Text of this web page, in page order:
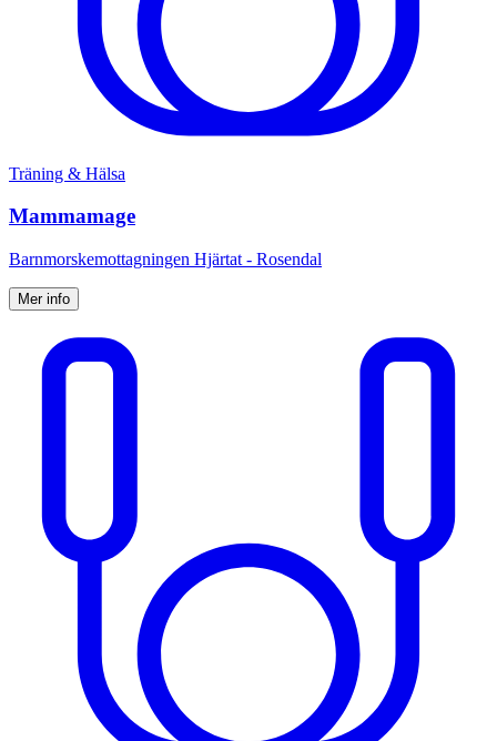
Träning & Hälsa
Mammamage
Barnmorskemottagningen Hjärtat - Rosendal
Mer info